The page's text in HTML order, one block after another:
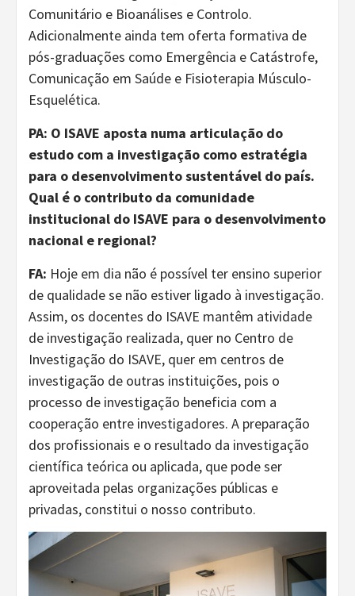
Comunitário e Bioanálises e Controlo.
Adicionalmente ainda tem oferta formativa de
pós-graduações como Emergência e Catástrofe,
Comunicação em Saúde e Fisioterapia Músculo-
Esquelética.
PA: O ISAVE aposta numa articulação do
estudo com a investigação como estratégia
para o desenvolvimento sustentável do país.
Qual é o contributo da comunidade
institucional do ISAVE para o desenvolvimento
nacional e regional?
FA: Hoje em dia não é possível ter ensino superior
de qualidade se não estiver ligado à investigação.
Assim, os docentes do ISAVE mantêm atividade
de investigação realizada, quer no Centro de
Investigação do ISAVE, quer em centros de
investigação de outras instituições, pois o
processo de investigação beneficia com a
cooperação entre investigadores. A preparação
dos profissionais e o resultado da investigação
científica teórica ou aplicada, que pode ser
aproveitada pelas organizações públicas e
privadas, constitui o nosso contributo.